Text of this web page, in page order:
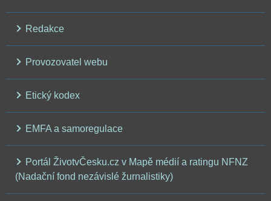
Redakce
Provozovatel webu
Etický kodex
EMFA a samoregulace
Portál ŽivotvČesku.cz v Mapě médií a ratingu NFNZ
(Nadační fond nezávislé žurnalistiky)